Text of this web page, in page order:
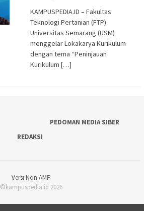
KAMPUSPEDIA.ID – Fakultas
Teknologi Pertanian (FTP)
Universitas Semarang (USM)
menggelar Lokakarya Kurikulum
dengan tema “Peninjauan
Kurikulum […]
PEDOMAN MEDIA SIBER
REDAKSI
Versi Non AMP
©kampuspedia.id 2026